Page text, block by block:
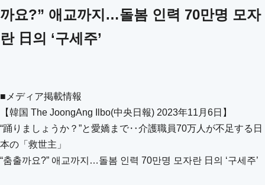
까요?” 애교까지…돌봄 인력 70만명 모자
란 日의 ‘구세주’
■メディア掲載情報
【韓国 The JoongAng Ilbo(中央日報) 2023年11月6日】
“踊りましょうか？”と愛嬌まで‥介護職員70万人が不足する日
本の「救世主」
“춤출까요?” 애교까지…돌봄 인력 70만명 모자란 日의 ‘구세주’